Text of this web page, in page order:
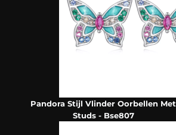
Pandora Stijl Vlinder Oorbellen Met
Studs - Bse807